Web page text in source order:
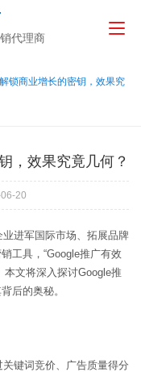
代理商
锁商业增长的密钥，效果究
，效果究竟几何？
06-20
进军国际市场、拓展品牌
工具，“Google推广有效
本文将深入探讨Google推
后的奥秘。
键词竞价、广告质量得分